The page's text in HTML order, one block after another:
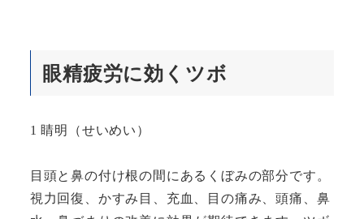
眼精疲労に効くツボ
1 睛明（せいめい）
目頭と鼻の付け根の間にあるくぼみの部分です。
視力回復、かすみ目、充血、目の痛み、頭痛、鼻